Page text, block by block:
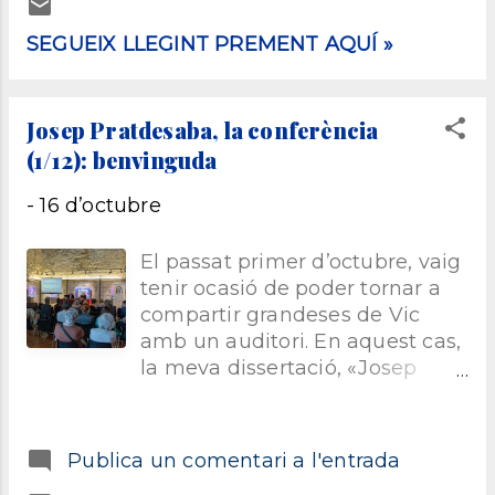
Cassa. Postal extreta de la casa
l’activitat estrictament
periodística, tan sols havia
banda, i ho esmento perquè
llavors també ho recuperarem,
restaurat els Jocs Florals.
SEGUEIX LLEGINT PREMENT AQUÍ »
Josep Pratdesaba, la conferència
(1/12): benvinguda
-16 d’octubre
El passat primer d’octubre, vaig
tenir ocasió de poder tornar a
compartir grandeses de Vic
amb un auditori. En aquest cas,
la meva dissertació, «Josep
ciència», va parlar de Josep
Pratdesaba, en el marc de la IX
Publica un comentari a l'entrada